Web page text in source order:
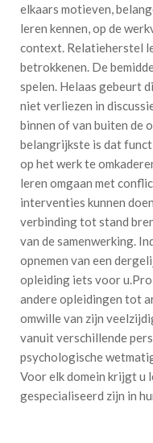
elkaars motieven,
leren kennen, op de
context. Relatieherstel
betrokkenen. De
spelen. Helaas gebeurt
niet verliezen in
binnen of van buiten de
belangrijkste is dat
op het werk te
leren omgaan met
interventies kunnen
verbinding tot stand
van de samenwerking.
opnemen van een
opleiding iets voor
andere opleidingen tot
omwille van zijn
vanuit verschillende
psychologische
Voor elk domein krijgt u
gespecialiseerd zijn in